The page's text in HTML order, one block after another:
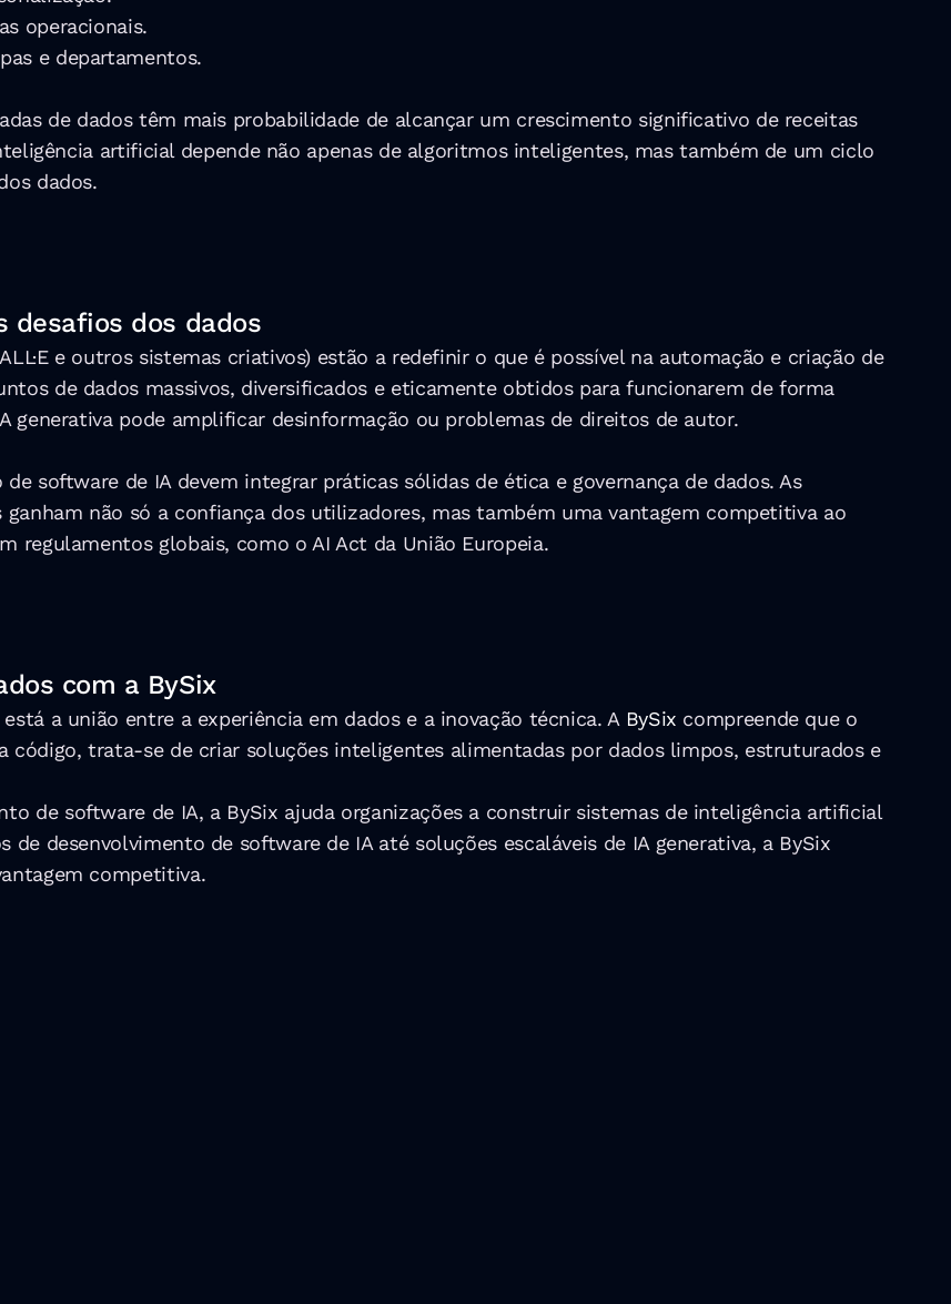
operacionais.
e departamentos.
de dados têm mais probabilidade de alcançar um crescimento significativo de receitas
artificial depende não apenas de algoritmos inteligentes, mas também de um ciclo
dados.
desafios dos dados
e outros sistemas criativos) estão a redefinir o que é possível na automação e criação de
de dados massivos, diversificados e eticamente obtidos para funcionarem de forma
generativa pode amplificar desinformação ou problemas de direitos de autor.
software de IA devem integrar práticas sólidas de ética e governança de dados. As
não só a confiança dos utilizadores, mas também uma vantagem competitiva ao
regulamentos globais, como o AI Act da União Europeia.
com a BySix
a união entre a experiência em dados e a inovação técnica. A BySix compreende que o
código, trata-se de criar soluções inteligentes alimentadas por dados limpos, estruturados e
de software de IA, a BySix ajuda organizações a construir sistemas de inteligência artificial
desenvolvimento de software de IA até soluções escaláveis de IA generativa, a BySix
competitiva.